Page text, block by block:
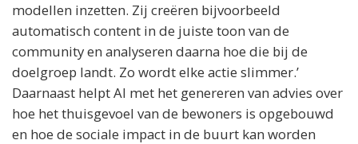
modellen inzetten. Zij creëren bijvoorbeeld
automatisch content in de juiste toon van de
community en analyseren daarna hoe die bij de
doelgroep landt. Zo wordt elke actie slimmer.’
Daarnaast helpt AI met het genereren van advies over
hoe het thuisgevoel van de bewoners is opgebouwd
en hoe de sociale impact in de buurt kan worden